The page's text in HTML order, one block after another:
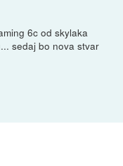
6c od skylaka
sedaj bo nova stvar